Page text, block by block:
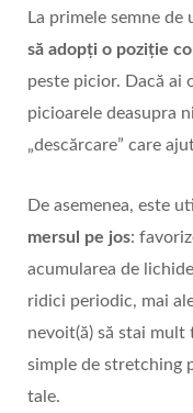
La primele semne
să adopți o poziție
peste picior. Dacă ai
picioarele deasupra
„descărcare” care
De asemenea, este
mersul pe jos:
acumularea de
ridici periodic, mai
nevoit(ă) să stai
simple de stretching
tale.